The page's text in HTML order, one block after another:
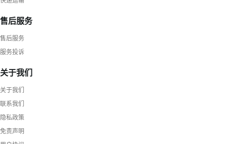
售后服务
售后服务
服务投诉
关于我们
关于我们
联系我们
隐私政策
免责声明